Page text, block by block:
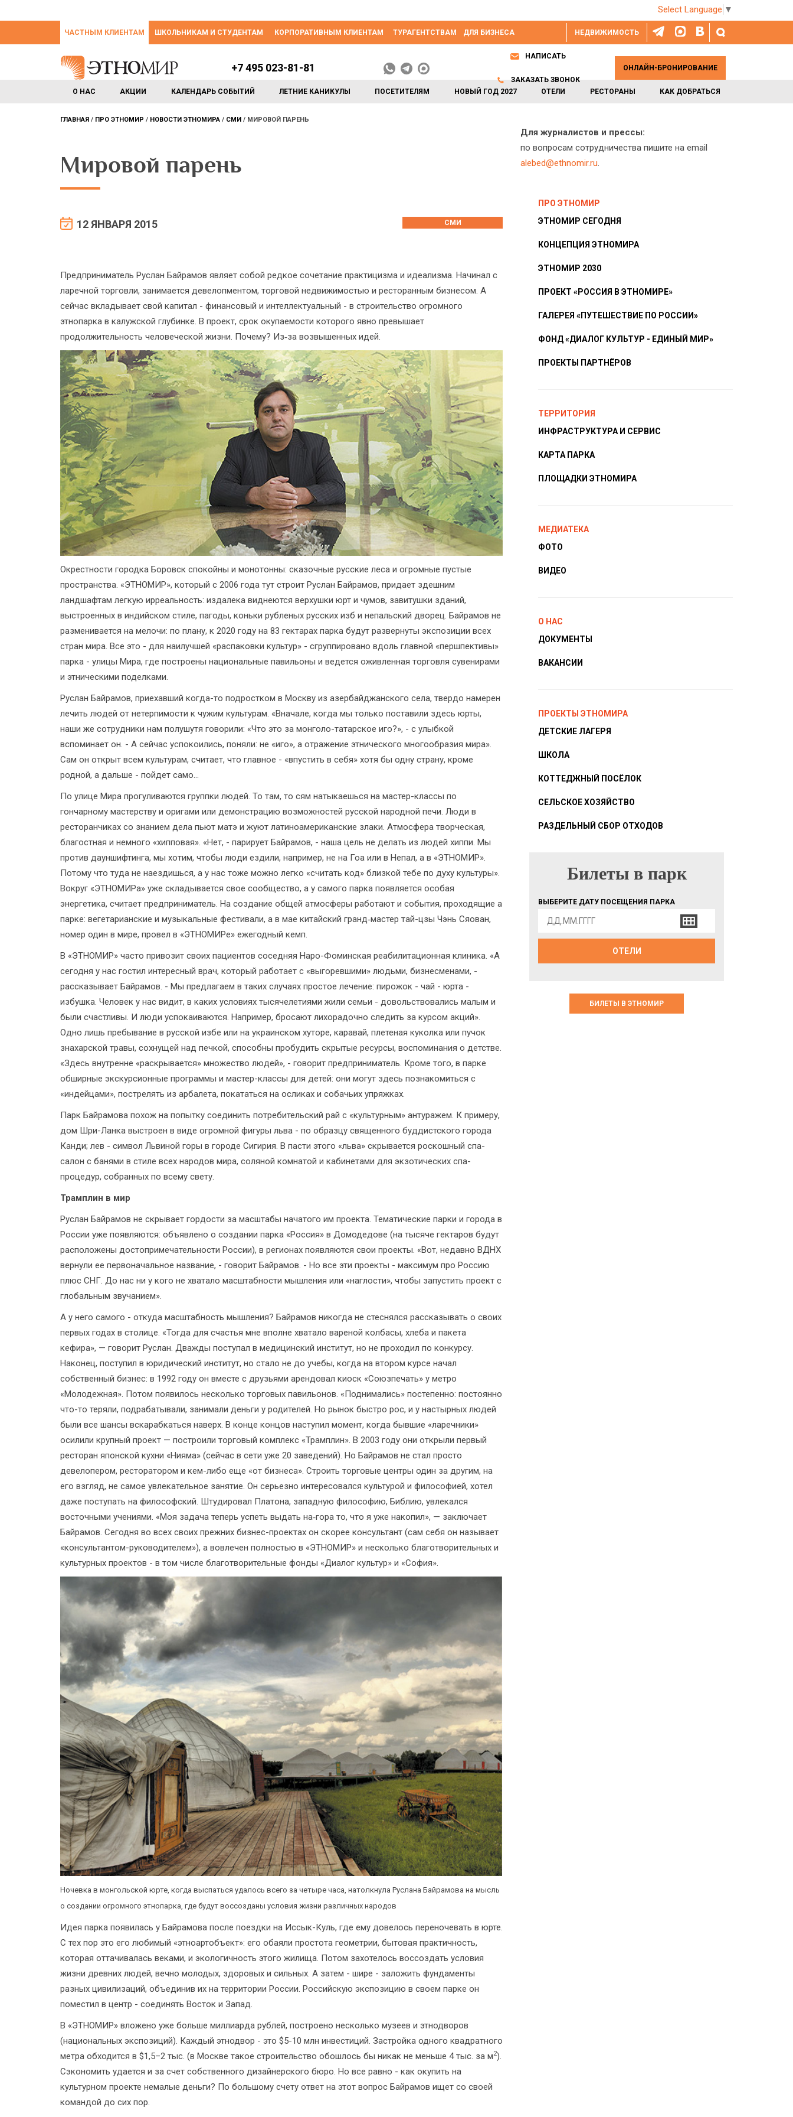
Select Language ▼
НЕДВИЖИМОСТЬ
ЧАСТНЫМ КЛИЕНТАМ ШКОЛЬНИКАМ И СТУДЕНТАМ КОРПОРАТИВНЫМ КЛИЕНТАМ ТУРАГЕНТСТВАМ ДЛЯ БИЗНЕСА
О НАС АКЦИИ КАЛЕНДАРЬ СОБЫТИЙ ЛЕТНИЕ КАНИКУЛЫ ПОСЕТИТЕЛЯМ НОВЫЙ ГОД 2027 ОТЕЛИ РЕСТОРАНЫ КАК ДОБРАТЬСЯ
+7 495 023-81-81
НАПИСАТЬ
ЗАКАЗАТЬ ЗВОНОК
ОНЛАЙН-БРОНИРОВАНИЕ
ГЛАВНАЯ ПРО ЭТНОМИР НОВОСТИ ЭТНОМИРА СМИ МИРОВОЙ ПАРЕНЬ
Мировой парень
12 ЯНВАРЯ 2015 СМИ
Предприниматель Руслан Байрамов являет собой редкое сочетание практицизма и идеализма. Начинал с
ларечной торговли, занимается девелопментом, торговой недвижимостью и ресторанным бизнесом. А
сейчас вкладывает свой капитал - финансовый и интеллектуальный - в строительство огромного
этнопарка в калужской глубинке. В проект, срок окупаемости которого явно превышает
продолжительность человеческой жизни. Почему? Из‑за возвышенных идей.
Окрестности городка Боровск спокойны и монотонны: сказочные русские леса и огромные пустые
пространства. «ЭТНОМИР», который с 2006 года тут строит Руслан Байрамов, придает здешним
ландшафтам легкую ирреальность: издалека виднеются верхушки юрт и чумов, завитушки зданий,
выстроенных в индийском стиле, пагоды, коньки рубленых русских изб и непальский дворец. Байрамов не
разменивается на мелочи: по плану, к 2020 году на 83 гектарах парка будут развернуты экспозиции всех
стран мира. Все это - для наилучшей «распаковки культур» - сгруппировано вдоль главной «першпективы»
парка - улицы Мира, где построены национальные павильоны и ведется оживленная торговля сувенирами
и этническими поделками.
Руслан Байрамов, приехавший когда-то подростком в Москву из азербайджанского села, твердо намерен
лечить людей от нетерпимости к чужим культурам. «Вначале, когда мы только поставили здесь юрты,
наши же сотрудники нам полушутя говорили: «Что это за монголо-татарское иго?», - с улыбкой
вспоминает он. - А сейчас успокоились, поняли: не «иго», а отражение этнического многообразия мира».
Сам он открыт всем культурам, считает, что главное - «впустить в себя» хотя бы одну страну, кроме
родной, а дальше - пойдет само...
По улице Мира прогуливаются группки людей. То там, то сям натыкаешься на мастер-классы по
гончарному мастерству и оригами или демонстрацию возможностей русской народной печи. Люди в
ресторанчиках со знанием дела пьют матэ и жуют латиноамериканские злаки. Атмосфера творческая,
благостная и немного «хипповая». «Нет, - парирует Байрамов, - наша цель не делать из людей хиппи. Мы
против дауншифтинга, мы хотим, чтобы люди ездили, например, не на Гоа или в Непал, а в «ЭТНОМИР».
Потому что туда не наездишься, а у нас тоже можно легко «считать код» близкой тебе по духу культуры».
Вокруг «ЭТНОМИРа» уже складывается свое сообщество, а у самого парка появляется особая
энергетика, считает предприниматель. На создание общей атмосферы работают и события, проходящие а
парке: вегетарианские и музыкальные фестивали, а в мае китайский гранд‑мастер тай-цзы Чэнь Сяован,
номер один в мире, провел в «ЭТНОМИРе» ежегодный кемп.
В «ЭТНОМИР» часто привозит своих пациентов соседняя Наро-Фоминская реабилитационная клиника. «А
сегодня у нас гостил интересный врач, который работает с «выгоревшими» людьми, бизнесменами, -
рассказывает Байрамов. - Мы предлагаем в таких случаях простое лечение: пирожок - чай - юрта -
избушка. Человек у нас видит, в каких условиях тысячелетиями жили семьи - довольствовались малым и
были счастливы. И люди успокаиваются. Например, бросают лихорадочно следить за курсом акций».
Одно лишь пребывание в русской избе или на украинском хуторе, каравай, плетеная куколка или пучок
знахарской травы, сохнущей над печкой, способны пробудить скрытые ресурсы, воспоминания о детстве.
«Здесь внутренне «раскрывается» множество людей», - говорит предприниматель. Кроме того, в парке
обширные экскурсионные программы и мастер-классы для детей: они могут здесь познакомиться с
«индейцами», пострелять из арбалета, покататься на осликах и собачьих упряжках.
Парк Байрамова похож на попытку соединить потребительский рай с «культурным» антуражем. К примеру,
дом Шри-Ланка выстроен в виде огромной фигуры льва - по образцу священного буддистского города
Канди; лев - символ Львиной горы в городе Сигирия. В пасти этого «льва» скрывается роскошный спа-
салон с банями в стиле всех народов мира, соляной комнатой и кабинетами для экзотических спа-
процедур, собранных по всему свету.
Трамплин в мир
Руслан Байрамов не скрывает гордости за масштабы начатого им проекта. Тематические парки и города в
России уже появляются: объявлено о создании парка «Россия» в Домодедове (на тысяче гектаров будут
расположены достопримечательности России), в регионах появляются свои проекты. «Вот, недавно ВДНХ
вернули ее первоначальное название, - говорит Байрамов. - Но все эти проекты - максимум про Россию
плюс СНГ. До нас ни у кого не хватало масштабности мышления или «наглости», чтобы запустить проект с
глобальным звучанием».
А у него самого - откуда масштабность мышления? Байрамов никогда не стеснялся рассказывать о своих
первых годах в столице. «Тогда для счастья мне вполне хватало вареной колбасы, хлеба и пакета
кефира», — говорит Руслан. Дважды поступал в медицинский институт, но не проходил по конкурсу.
Наконец, поступил в юридический институт, но стало не до учебы, когда на втором курсе начал
собственный бизнес: в 1992 году он вместе с друзьями арендовал киоск «Союзпечать» у метро
«Молодежная». Потом появилось несколько торговых павильонов. «Поднимались» постепенно: постоянно
что-то теряли, подрабатывали, занимали деньги у родителей. Но рынок быстро рос, и у настырных людей
были все шансы вскарабкаться наверх. В конце концов наступил момент, когда бывшие «ларечники»
осилили крупный проект — построили торговый комплекс «Трамплин». В 2003 году они открыли первый
ресторан японской кухни «Нияма» (сейчас в сети уже 20 заведений). Но Байрамов не стал просто
девелопером, ресторатором и кем-либо еще «от бизнеса». Строить торговые центры один за другим, на
его взгляд, не самое увлекательное занятие. Он серьезно интересовался культурой и философией, хотел
даже поступать на философский. Штудировал Платона, западную философию, Библию, увлекался
восточными учениями. «Моя задача теперь успеть выдать на‑гора то, что я уже накопил», — заключает
Байрамов. Сегодня во всех своих прежних бизнес-проектах он скорее консультант (сам себя он называет
«консультантом-руководителем»), а вовлечен полностью в «ЭТНОМИР» и несколько благотворительных и
культурных проектов - в том числе благотворительные фонды «Диалог культур» и «София».
Ночевка в монгольской юрте, когда выспаться удалось всего за четыре часа, натолкнула Руслана Байрамова на мысль
о создании огромного этнопарка, где будут воссозданы условия жизни различных народов
Идея парка появилась у Байрамова после поездки на Иссык-Куль, где ему довелось переночевать в юрте.
С тех пор это его любимый «этноартобъект»: его обаяли простота геометрии, бытовая практичность,
которая оттачивалась веками, и экологичность этого жилища. Потом захотелось воссоздать условия
жизни древних людей, вечно молодых, здоровых и сильных. А затем - шире - заложить фундаменты
разных цивилизаций, объединив их на территории России. Российскую экспозицию в своем парке он
поместил в центр - соединять Восток и Запад.
В «ЭТНОМИР» вложено уже больше миллиарда рублей, построено несколько музеев и этнодворов
(национальных экспозиций). Каждый этнодвор - это $5-10 млн инвестиций. Застройка одного квадратного
метра обходится в $1,5–2 тыс. (в Москве такое строительство обошлось бы никак не меньше 4 тыс. за м2).
Сэкономить удается и за счет собственного дизайнерского бюро. Но все равно - как окупить на
культурном проекте немалые деньги? По большому счету ответ на этот вопрос Байрамов ищет со своей
командой до сих пор.
Для журналистов и прессы:
по вопросам сотрудничества пишите на email
alebed@ethnomir.ru.
ПРО ЭТНОМИР
ЭТНОМИР СЕГОДНЯ
КОНЦЕПЦИЯ ЭТНОМИРА
ЭТНОМИР 2030
ПРОЕКТ «РОССИЯ В ЭТНОМИРЕ»
ГАЛЕРЕЯ «ПУТЕШЕСТВИЕ ПО РОССИИ»
ФОНД «ДИАЛОГ КУЛЬТУР - ЕДИНЫЙ МИР»
ПРОЕКТЫ ПАРТНЁРОВ
ТЕРРИТОРИЯ
ИНФРАСТРУКТУРА И СЕРВИС
КАРТА ПАРКА
ПЛОЩАДКИ ЭТНОМИРА
МЕДИАТЕКА
ФОТО
ВИДЕО
О НАС
ДОКУМЕНТЫ
ВАКАНСИИ
ПРОЕКТЫ ЭТНОМИРА
ДЕТСКИЕ ЛАГЕРЯ
ШКОЛА
КОТТЕДЖНЫЙ ПОСЁЛОК
СЕЛЬСКОЕ ХОЗЯЙСТВО
РАЗДЕЛЬНЫЙ СБОР ОТХОДОВ
БИЛЕТЫ В ПАРК
Билеты в парк
ВЫБЕРИТЕ ДАТУ ПОСЕЩЕНИЯ ПАРКА
ОТЕЛИ
БИЛЕТЫ В ЭТНОМИР